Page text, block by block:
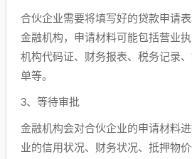
合伙企业需要将填写好的贷款申请
金融机构，申请材料可能包括营业
机构代码证、财务报表、税务记录
单等。
3、等待审批
金融机构会对合伙企业的申请材料
业的信用状况、财务状况、抵押物